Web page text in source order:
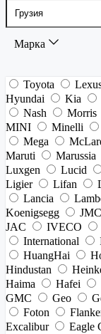
Марка
Toyota
Hyundai
Kia
Nash
Morris
MINI
Minelli
Mega
Maruti
Marussia
Luxgen
Lucid
Ligier
Lifan
Lancia
Koenigsegg
JMC
JAC
IVECO
International
HuangHai
Hindustan
Haima
Hafei
GMC
Geo
Foton
Excalibur
Eagle